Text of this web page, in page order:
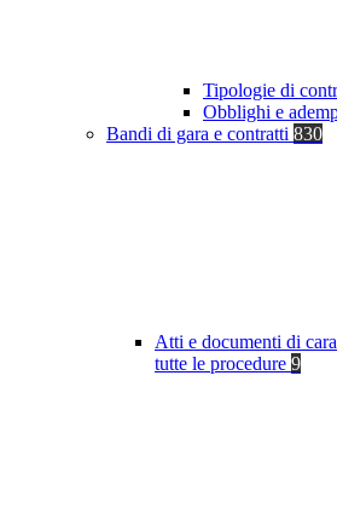
Tipologie di
Obblighi e
Bandi di gara e contratti 830
Atti e documenti di
tutte le procedure 9